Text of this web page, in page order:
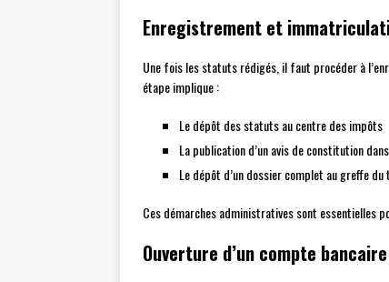
Enregistrement et
Une fois les statuts rédigés, il faut procéder à
étape implique :
Le dépôt des statuts au centre des impôts
La publication d’un avis de constitution
Le dépôt d’un dossier complet au greffe
Ces démarches administratives sont essentielles
Ouverture d’un compte bancaire